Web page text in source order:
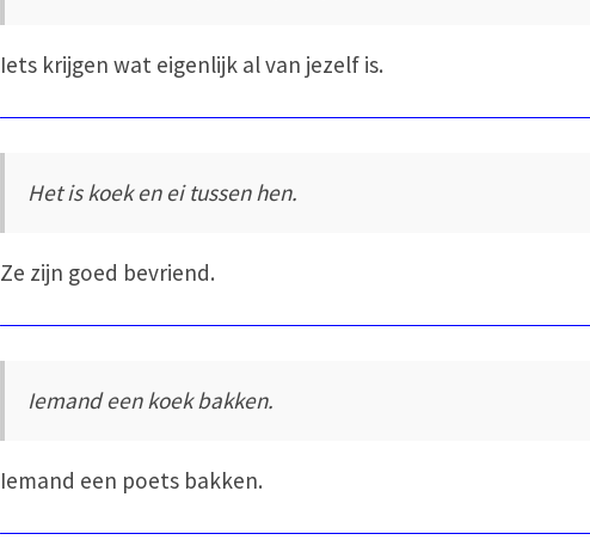
Iets krijgen wat eigenlijk al van jezelf is.
Het is koek en ei tussen hen.
Ze zijn goed bevriend.
Iemand een koek bakken.
Iemand een poets bakken.